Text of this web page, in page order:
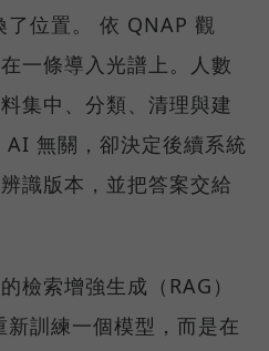
了位置。 依 QNAP 觀
一條導入光譜上。人數
集中、分類、清理與建
無關，卻決定後續系統
識版本，並把答案交給
檢索增強生成（RAG）
訓練一個模型，而是在